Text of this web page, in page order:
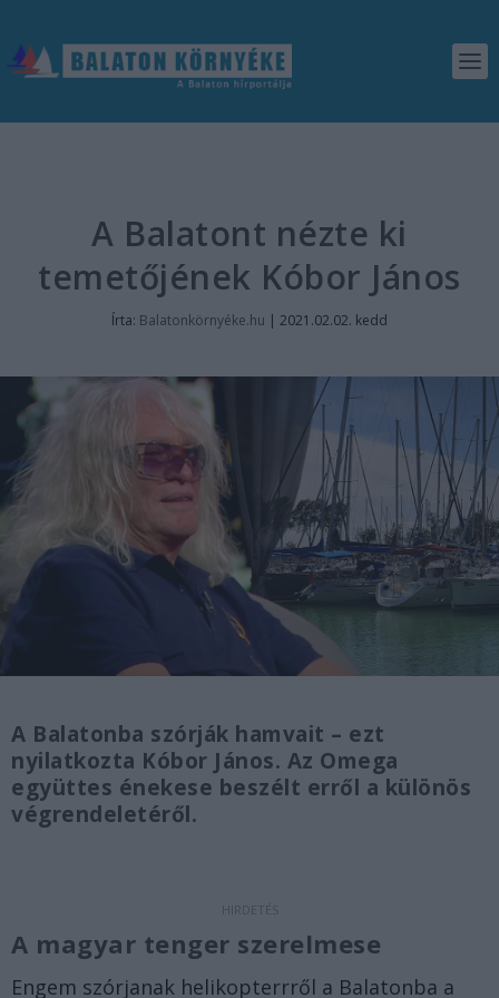
A Balatont nézte ki
temetőjének Kóbor János
Írta: Balatonkörnyéke.hu | 2021.02.02. kedd
A Balatonba szórják hamvait – ezt
nyilatkozta Kóbor János. Az Omega
együttes énekese beszélt erről a különös
végrendeletéről.
A magyar tenger szerelmese
Engem szórjanak helikopterrről a Balatonba a